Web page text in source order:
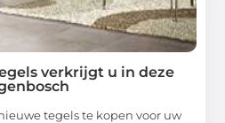
verkrijgt u in deze
tegels te kopen voor uw